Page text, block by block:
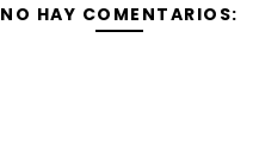
NO HAY COMENTARIOS: